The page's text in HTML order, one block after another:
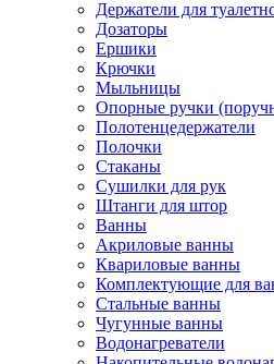
Держатели для
Дозаторы
Ершики
Крючки
Мыльницы
Опорные ручки
Полотенцедержатели
Полочки
Стаканы
Сушилки для рук
Штанги для штор
Ванны
Акриловые ванны
Квариловые ванны
Комплектующие для
Стальные ванны
Чугунные ванны
Водонагреватели